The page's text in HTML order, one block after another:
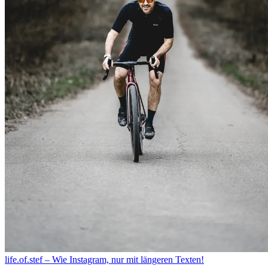
life.of.stef – Wie Instagram, nur mit längeren Texten!